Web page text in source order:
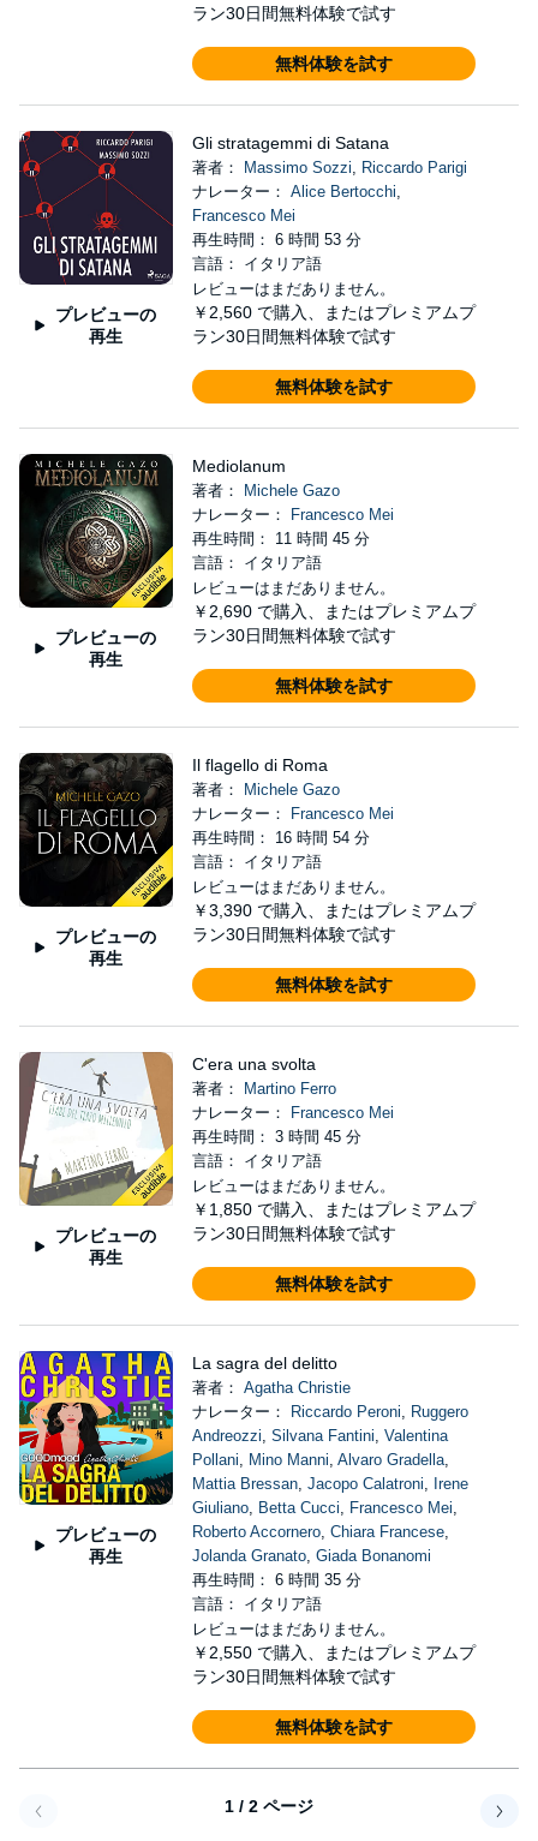
ラン30日間無料体験で試す
無料体験を試す
プレビューの
再生
Gli stratagemmi di Satana
著者： Massimo Sozzi, Riccardo Parigi
ナレーター： Alice Bertocchi,
Francesco Mei
再生時間： 6 時間 53 分
言語： イタリア語
レビューはまだありません。
￥2,560 で購入、またはプレミアムプ
ラン30日間無料体験で試す
無料体験を試す
プレビューの
再生
Mediolanum
著者：
Michele Gazo
ナレーター：
Francesco Mei
再生時間： 11 時間 45 分
言語： イタリア語
レビューはまだありません。
￥2,690 で購入、またはプレミアムプ
ラン30日間無料体験で試す
無料体験を試す
プレビューの
再生
Il flagello di Roma
著者：
Michele Gazo
ナレーター：
Francesco Mei
再生時間： 16 時間 54 分
言語： イタリア語
レビューはまだありません。
￥3,390 で購入、またはプレミアムプ
ラン30日間無料体験で試す
無料体験を試す
プレビューの
再生
C'era una svolta
著者：
Martino Ferro
ナレーター：
Francesco Mei
再生時間： 3 時間 45 分
言語： イタリア語
レビューはまだありません。
￥1,850 で購入、またはプレミアムプ
ラン30日間無料体験で試す
無料体験を試す
プレビューの
再生
La sagra del delitto
著者： Agatha Christie
ナレーター：
Riccardo Peroni, Ruggero
Andreozzi, Silvana Fantini, Valentina
Pollani, Mino Manni, Alvaro Gradella,
Mattia Bressan, Jacopo Calatroni, Irene
Giuliano, Betta Cucci, Francesco Mei,
Roberto Accornero, Chiara Francese,
Jolanda Granato, Giada Bonanomi
再生時間： 6 時間 35 分
言語： イタリア語
レビューはまだありません。
￥2,550 で購入、またはプレミアムプ
ラン30日間無料体験で試す
無料体験を試す
1 / 2 ページ